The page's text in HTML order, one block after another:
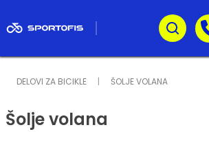
DELOVI ZA BICIKLE ŠOLJE VOLANA
Šolje volana